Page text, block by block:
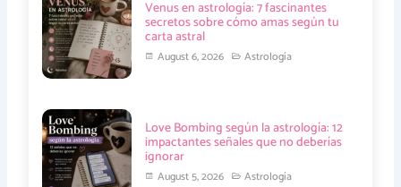
Venus en astrología: 7 fascinantes
secretos sobre cómo amas según tu
carta astral
August 6, 2026 Astrología
Love Bombing según la astrología: 12
impactantes señales que no deberías
ignorar
August 5, 2026 Astrología